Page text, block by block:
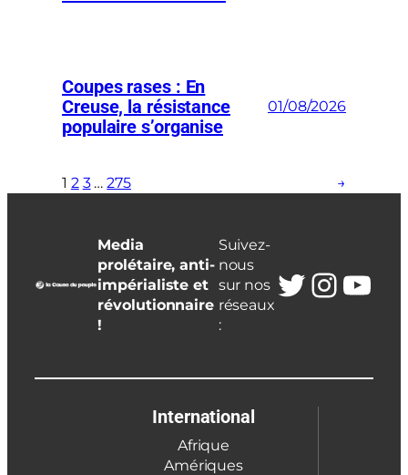
Coupes rases : En
Creuse, la résistance
populaire s’organise
01/08/2026
1 2 3 … 275 →
Media
prolétaire, anti-
impérialiste et
révolutionnaire
!
Suivez-
nous
sur nos
réseaux
:
Twitter
International
Afrique
Amériques